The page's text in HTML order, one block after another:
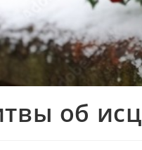
об